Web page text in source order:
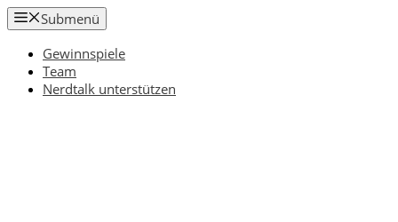
Zum
Inhalt
springen
Submenü
Gewinnspiele
Team
Nerdtalk unterstützen